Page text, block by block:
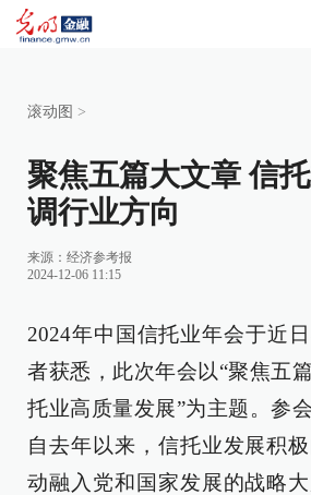
滚动图 >
聚焦五篇大文章 信
调行业方向
来源： 经济参考报
2024-12-06 11:15
2024年中国信托业年会于近
者获悉，此次年会以“聚焦五
托业高质量发展”为主题。参
自去年以来，信托业发展积
动融入党和国家发展的战略